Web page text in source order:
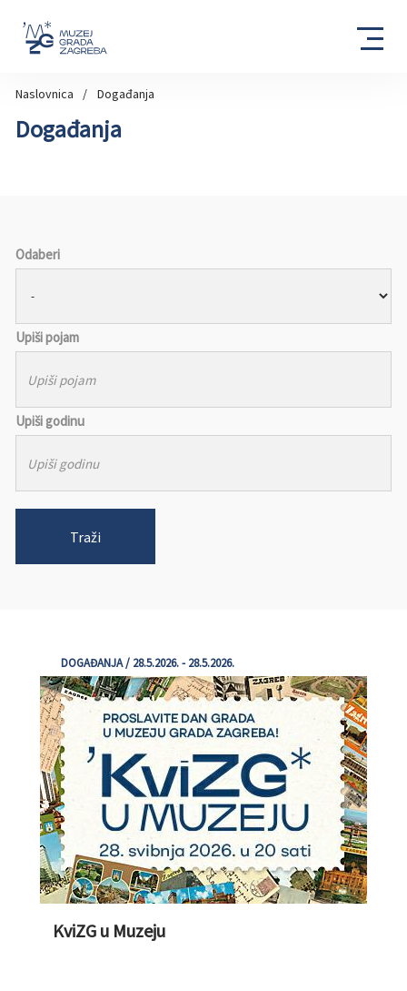
Naslovnica Događanja
Događanja
Odaberi
Upiši pojam
Upiši godinu
Traži
DOGAĐANJA / 28.5.2026. - 28.5.2026.
KviZG u Muzeju